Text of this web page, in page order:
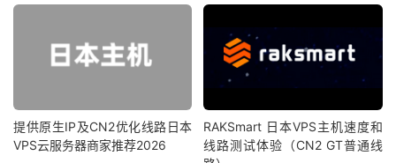
提供原生IP及CN2优化线路日本
VPS云服务器商家推荐2026
RAKSmart 日本VPS主机速度和
线路测试体验（CN2 GT普通线